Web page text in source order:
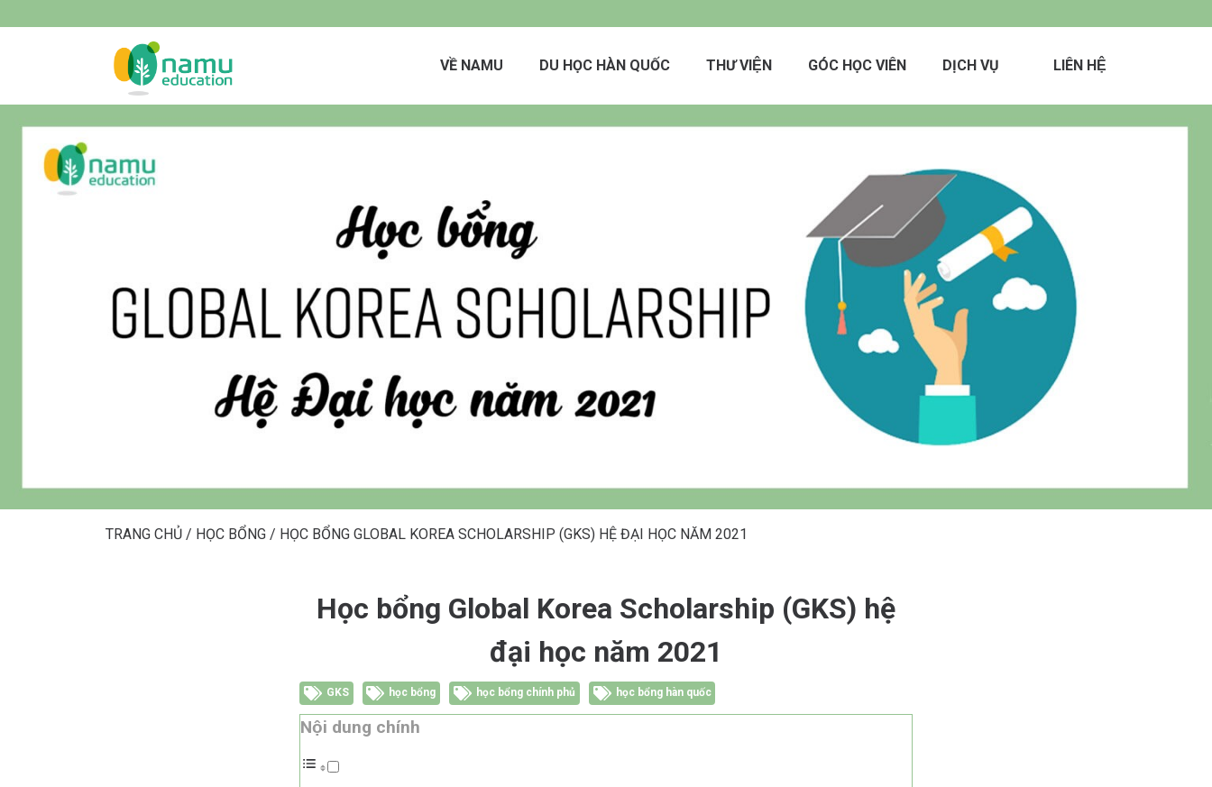
VỀ NAMU DU HỌC HÀN QUỐC THƯ VIỆN GÓC HỌC VIÊN DỊCH VỤ LIÊN HỆ
TRANG CHỦ / HỌC BỔNG / HỌC BỔNG GLOBAL KOREA SCHOLARSHIP (GKS) HỆ ĐẠI HỌC NĂM 2021
Học bổng Global Korea Scholarship (GKS) hệ
đại học năm 2021
GKS học bổng học bổng chính phủ học bổng hàn quốc
Nội dung chính